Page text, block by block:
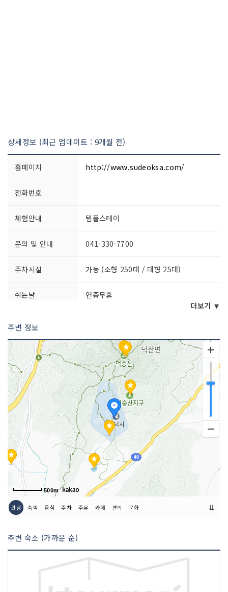
상세정보 (최근 업데이트 : 9개월 전)
홈페이지 http://www.sudeoksa.com/
전화번호
체험안내 템플스테이
문의 및 안내 041-330-7700
주차시설 가능 (소형 250대 / 대형 25대)
쉬는날 연중무휴
더보기 🔽
주변 정보
500m
관광 숙박 음식 주차 주유 카페 편의 문화 ⇊
주변 숙소 (가까운 순)